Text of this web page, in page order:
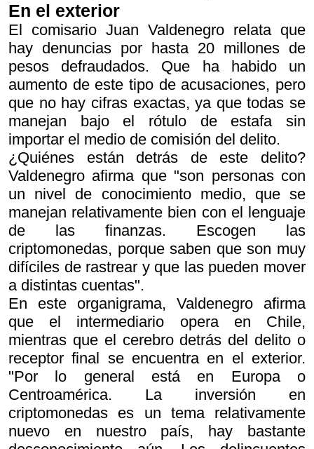
En el exterior
El comisario Juan Valdenegro relata que
hay denuncias por hasta 20 millones de
pesos defraudados. Que ha habido un
aumento de este tipo de acusaciones, pero
que no hay cifras exactas, ya que todas se
manejan bajo el rótulo de estafa sin
importar el medio de comisión del delito.
¿Quiénes están detrás de este delito?
Valdenegro afirma que "son personas con
un nivel de conocimiento medio, que se
manejan relativamente bien con el lenguaje
de las finanzas. Escogen las
criptomonedas, porque saben que son muy
difíciles de rastrear y que las pueden mover
a distintas cuentas".
En este organigrama, Valdenegro afirma
que el intermediario opera en Chile,
mientras que el cerebro detrás del delito o
receptor final se encuentra en el exterior.
"Por lo general está en Europa o
Centroamérica. La inversión en
criptomonedas es un tema relativamente
nuevo en nuestro país, hay bastante